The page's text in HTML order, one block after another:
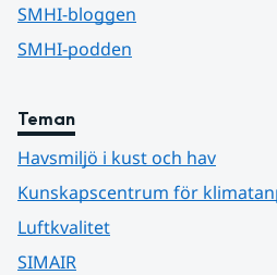
SMHI-bloggen
SMHI-podden
Teman
Havsmiljö i kust och hav
Kunskapscentrum för
Luftkvalitet
SIMAIR